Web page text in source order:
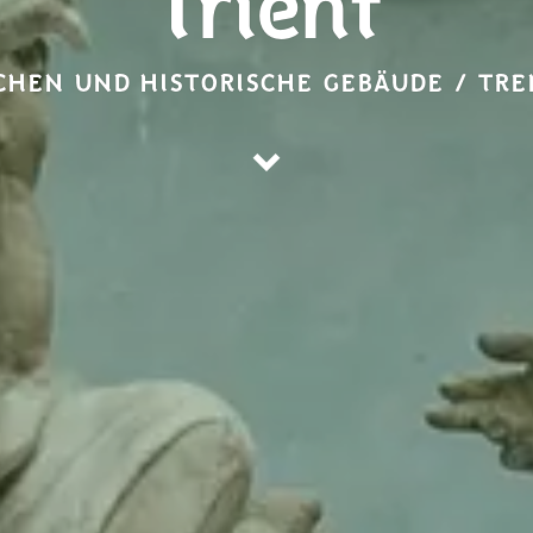
Trient
UND HISTORISCHE GEBÄUDE /